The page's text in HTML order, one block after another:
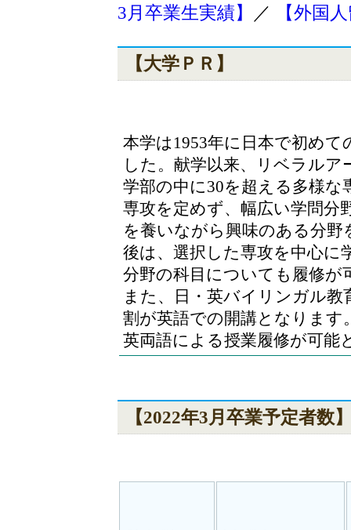
3月卒業生実績】
／ 【外国
【大学ＰＲ】
本学は1953年に日本で初め
した。献学以来、リベラル
学部の中に30を超える多様
専攻を定めず、幅広い学問分
を養いながら興味のある分
後は、選択した専攻を中心に
分野の科目についても履修が
また、日・英バイリンガル
割が英語での開講となります
英両語による授業履修が可能
【2022年3月卒業予定者数